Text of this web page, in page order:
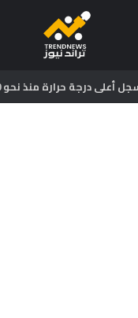
درجة حرارة منذ نحو 150 عاما